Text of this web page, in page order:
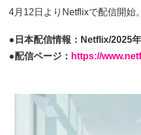
4月12日よりNetflixで配信開始。
●日本配信情報：Netflix/2025
●配信ページ： https://